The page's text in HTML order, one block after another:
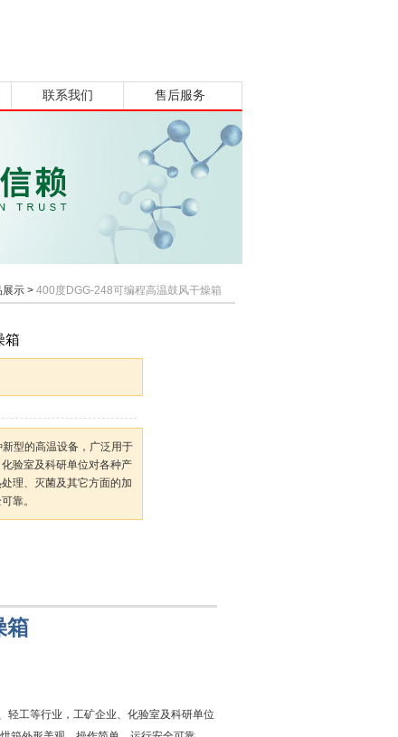
联系我们 售后服务
展示 > 400度DGG-248可编程高温鼓风干燥箱
箱
型的高温设备，广泛用于
验室及科研单位对各种产
理、灭菌及其它方面的加
靠。
箱
轻工等行业，工矿企业、化验室及科研单位